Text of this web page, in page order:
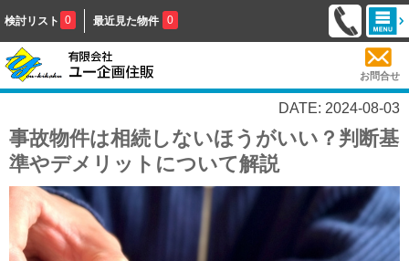
検討リスト 0 最近見た物件 0
お問合せ
DATE: 2024-08-03
事故物件は相続しないほうがいい？判断基
準やデメリットについて解説